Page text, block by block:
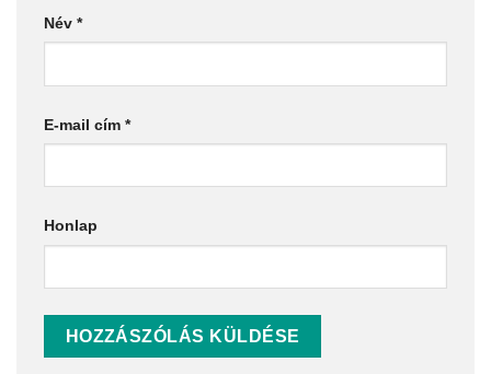
Név *
E-mail cím *
Honlap